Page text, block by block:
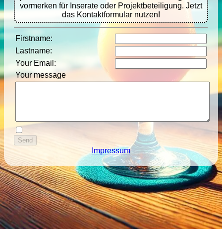
vormerken für Inserate oder Projektbeteiligung. Jetzt
das Kontaktformular nutzen!
Firstname:
Lastname:
Your Email :
Your message
Impressum